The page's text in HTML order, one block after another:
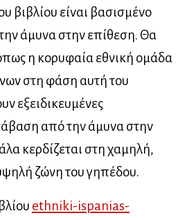
βιβλίου είναι βασισμένο
άμυνα στην επίθεση. Θα
η κορυφαία εθνική ομάδα
στη φάση αυτή του
εξειδικευμένες
από την άμυνα στην
κερδίζεται στη χαμηλή,
ζώνη του γηπέδου.
ethniki-ispanias-